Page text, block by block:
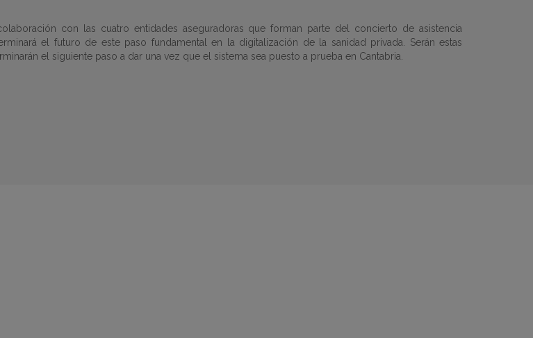
con las cuatro entidades aseguradoras que forman parte del concierto de asistencia
el futuro de este paso fundamental en la digitalización de la sanidad privada. Serán estas
el siguiente paso a dar una vez que el sistema sea puesto a prueba en Cantabria.